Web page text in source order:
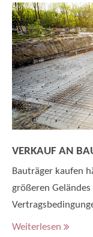
VERKAUF AN
Bauträger kaufen
größeren
Weiterlesen